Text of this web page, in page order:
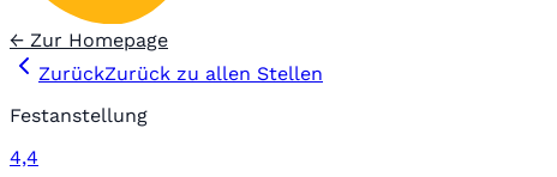
← Zur Homepage
ZurückZurück zu allen Stellen
Festanstellung
4,4